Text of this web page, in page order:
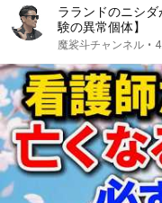
ラランドのニシ
験の異常個体】
魔裟斗チャンネル •